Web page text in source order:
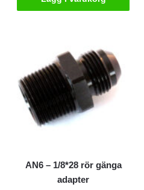
AN6 – 1/8*28 rör gänga
adapter